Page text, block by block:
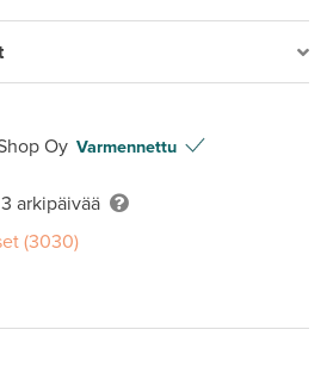
Oy Varmennettu
3 arkipäivää
(3030)